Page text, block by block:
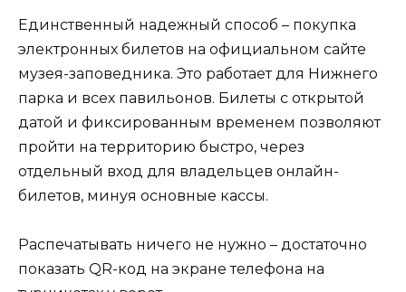
Единственный надежный способ – покупка
электронных билетов на официальном сайте
музея-заповедника. Это работает для Нижнего
парка и всех павильонов. Билеты с открытой
датой и фиксированным временем позволяют
пройти на территорию быстро, через
отдельный вход для владельцев онлайн-
билетов, минуя основные кассы.
Распечатывать ничего не нужно – достаточно
показать QR-код на экране телефона на